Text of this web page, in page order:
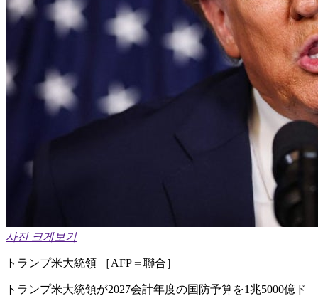
사진 크게보기
トランプ米大統領 ［AFP＝聯合］
トランプ米大統領が2027会計年度の国防予算を1兆5000億ド